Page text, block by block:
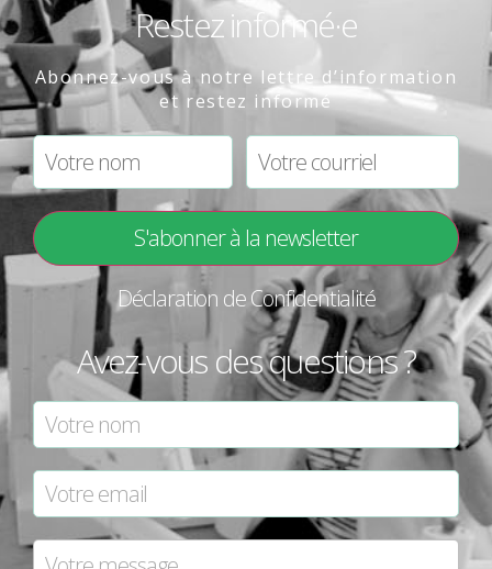
Restez informé·e
Abonnez-vous à notre lettre d’information
et restez informé
Déclaration de Confidentialité
Avez-vous des questions ?